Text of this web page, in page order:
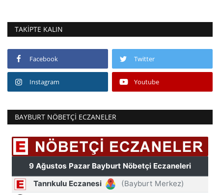
TAKIPTE KALIN
Facebook Twitter
Instagram Youtube
BAYBURT NÖBETÇI ECZANELER